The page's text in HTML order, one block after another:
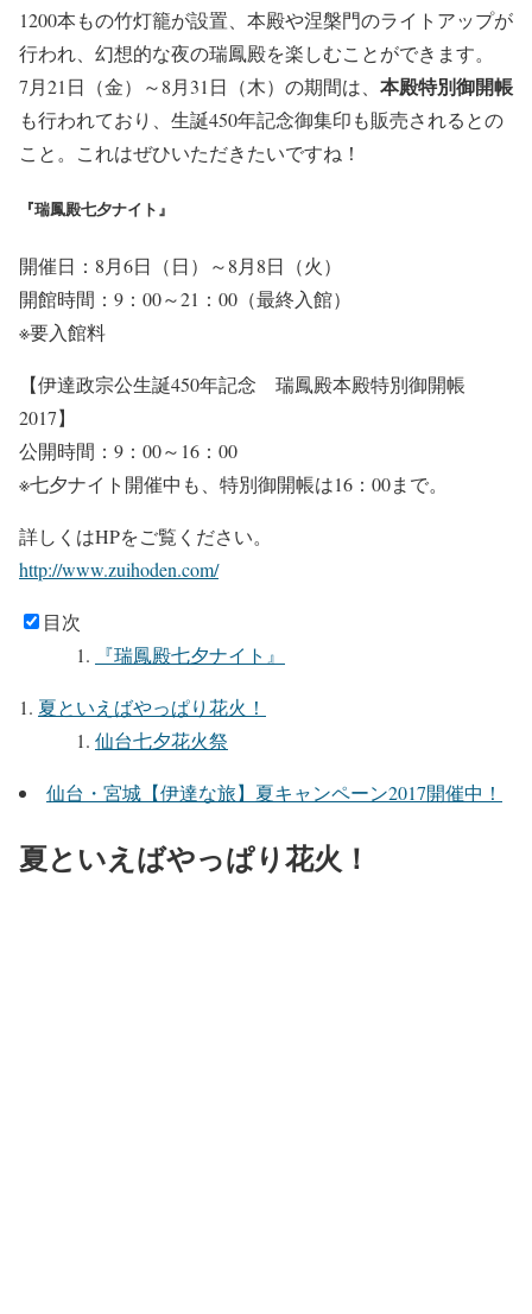
1200本もの竹灯籠が設置、本殿や涅槃門のライトアップが
行われ、幻想的な夜の瑞鳳殿を楽しむことができます。
7月21日（金）～8月31日（木）の期間は、 本殿特別御開帳
も行われており、生誕450年記念御集印も販売されるとの
こと。これはぜひいただきたいですね！
『瑞鳳殿七夕ナイト』
開催日：8月6日（日）～8月8日（火）
開館時間：9：00～21：00（最終入館）
※要入館料
【伊達政宗公生誕450年記念 瑞鳳殿本殿特別御開帳
2017】
公開時間：9：00～16：00
※七夕ナイト開催中も、特別御開帳は16：00まで。
詳しくはHPをご覧ください。
http://www.zuihoden.com/
目次
『瑞鳳殿七夕ナイト』
夏といえばやっぱり花火！
仙台七夕花火祭
仙台・宮城【伊達な旅】夏キャンペーン2017開催中！
夏といえばやっぱり花火！